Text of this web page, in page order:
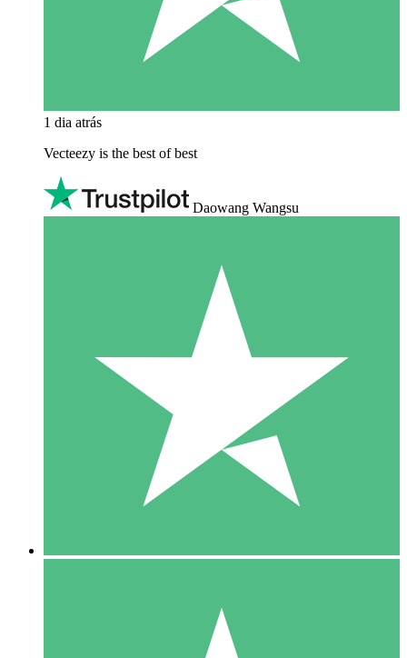
1 dia atrás
Vecteezy is the best of best
Daowang Wangsu